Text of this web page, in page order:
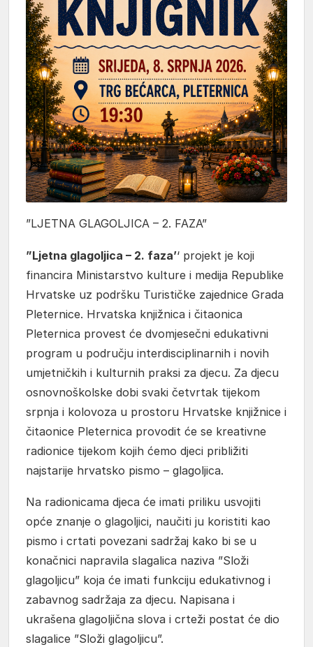
”LJETNA GLAGOLJICA – 2. FAZA”
”Ljetna glagoljica – 2. faza’‘ projekt je koji
financira Ministarstvo kulture i medija Republike
Hrvatske uz podršku Turističke zajednice Grada
Pleternice. Hrvatska knjižnica i čitaonica
Pleternica provest će dvomjesečni edukativni
program u području interdisciplinarnih i novih
umjetničkih i kulturnih praksi za djecu. Za djecu
osnovnoškolske dobi svaki četvrtak tijekom
srpnja i kolovoza u prostoru Hrvatske knjižnice i
čitaonice Pleternica provodit će se kreativne
radionice tijekom kojih ćemo djeci približiti
najstarije hrvatsko pismo – glagoljica.
Na radionicama djeca će imati priliku usvojiti
opće znanje o glagoljici, naučiti ju koristiti kao
pismo i crtati povezani sadržaj kako bi se u
konačnici napravila slagalica naziva ”Složi
glagoljicu” koja će imati funkciju edukativnog i
zabavnog sadržaja za djecu. Napisana i
ukrašena glagoljična slova i crteži postat će dio
slagalice ”Složi glagoljicu”.